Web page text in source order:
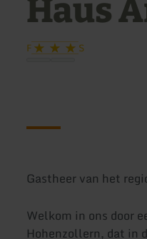
Haus
F S
Gastheer van het
Welkom in ons door
Hohenzollern, dat in